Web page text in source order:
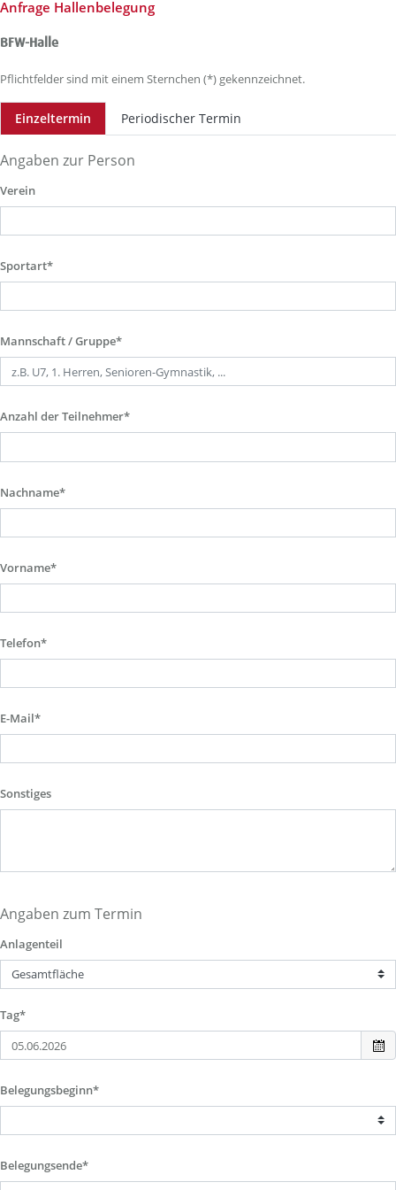
Anfrage Hallenbelegung
BFW-Halle
Pflichtfelder sind mit einem Sternchen (*) gekennzeichnet.
Einzeltermin Periodischer Termin
Angaben zur Person
Verein
Sportart*
Mannschaft / Gruppe*
Anzahl der Teilnehmer*
Nachname*
Vorname*
Telefon*
E-Mail*
Sonstiges
Angaben zum Termin
Anlagenteil
Tag*
Belegungsbeginn*
Belegungsende*